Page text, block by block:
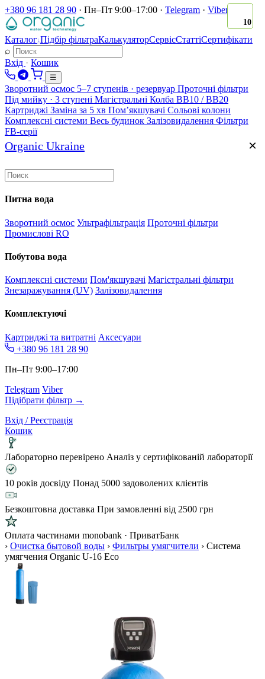
+380 96 181 28 90 · Пн–Пт 9:00–17:00 · Telegram · Viber
Каталог↓Підбір фільтраКалькуляторСервісСтаттіСертифікати
⌕
Вхід · Кошик
☰
Зворотний осмос 5–7 ступенів · резервуар Проточні фільтри
Під мийку · 3 ступені Магістральні Колба BB10 / BB20
Картриджі Заміна за 5 хв Помʼякшувачі Сольові колони
Комплексні системи Весь будинок Залізовидалення Фільтри
FB-серії
Organic Ukraine ×
Питна вода
Зворотний осмос Ультрафільтрація Проточні фільтри
Промислові RO
Побутова вода
Комплексні системи Пом'якшувачі Магістральні фільтри
Знезаражування (UV) Залізовидалення
Комплектуючі
Картриджі та витратні Аксесуари
+380 96 181 28 90
Пн–Пт 9:00–17:00
Telegram Viber
Підібрати фільтр →
Вхід / Реєстрація
Кошик
Лабораторно перевірено Аналіз у сертифікованій лабораторії
10 років досвіду Понад 5000 задоволених клієнтів
Безкоштовна доставка При замовленні від 2500 грн
Оплата частинами monobank · ПриватБанк
› Очистка бытовой воды › Фильтры умягчители › Система
умягчения Organic U-16 Eco
10